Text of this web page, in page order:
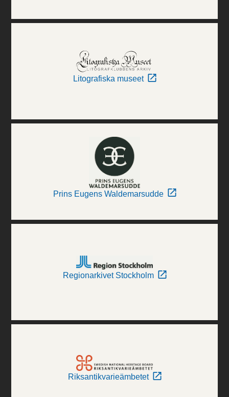
Litografiska museet
Prins Eugens Waldemarsudde
Regionarkivet Stockholm
Riksantikvarieämbetet